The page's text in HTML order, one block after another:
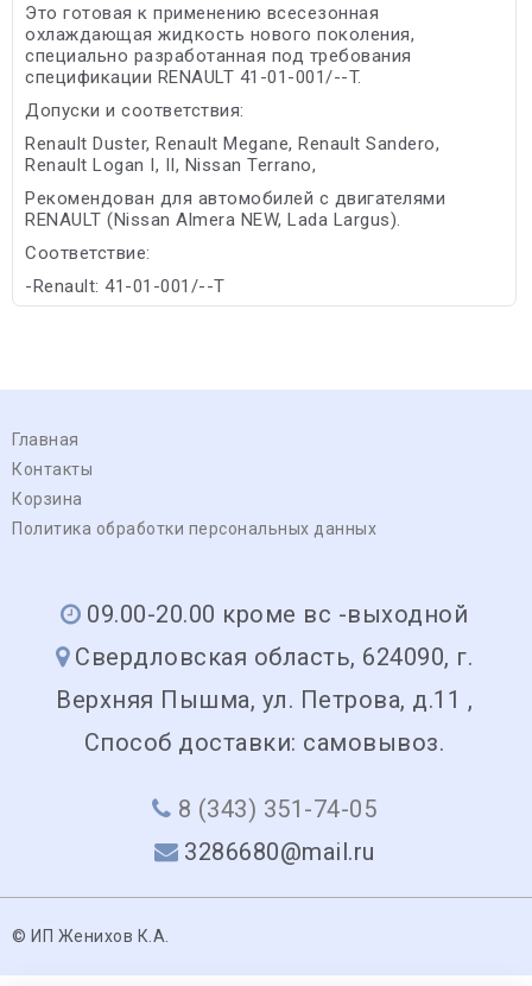
Это готовая к применению всесезонная
охлаждающая жидкость нового поколения,
специально разработанная под требования
спецификации RENAULT 41-01-001/--T.
Допуски и соответствия:
Renault Duster, Renault Megane, Renault Sandero,
Renault Logan I, II, Nissan Terrano,
Рекомендован для автомобилей с двигателями
RENAULT (Nissan Almera NEW, Lada Largus).
Соответствие:
-Renault: 41-01-001/--T
Главная
Контакты
Корзина
Политика обработки персональных данных
09.00-20.00 кроме вс -выходной
Свердловская область, 624090, г.
Верхняя Пышма, ул. Петрова, д.11 ,
Способ доставки: самовывоз.
8 (343) 351-74-05
3286680@mail.ru
© ИП Женихов К.А.